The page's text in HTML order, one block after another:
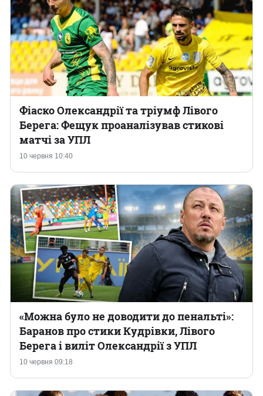
10 червня 10:40
Фіаско Олександрії та тріумф Лівого
Берега: Фещук проаналізував стикові
матчі за УПЛ
10 червня 09:18
«Можна було не доводити до пенальті»:
Баранов про стики Кудрівки, Лівого
Берега і виліт Олександрії з УПЛ